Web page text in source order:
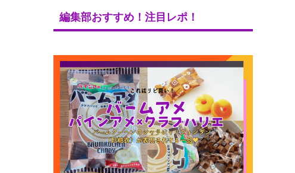
編集部おすすめ！注目レポ！